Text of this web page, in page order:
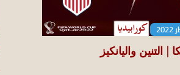
| التنين واليانكيز